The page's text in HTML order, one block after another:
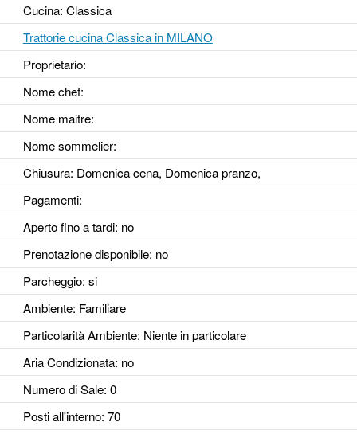
Cucina: Classica
Trattorie cucina Classica in MILANO
Proprietario:
Nome chef:
Nome maitre:
Nome sommelier:
Chiusura: Domenica cena, Domenica pranzo,
Pagamenti:
Aperto fino a tardi: no
Prenotazione disponibile: no
Parcheggio: si
Ambiente: Familiare
Particolarità Ambiente: Niente in particolare
Aria Condizionata: no
Numero di Sale: 0
Posti all'interno: 70